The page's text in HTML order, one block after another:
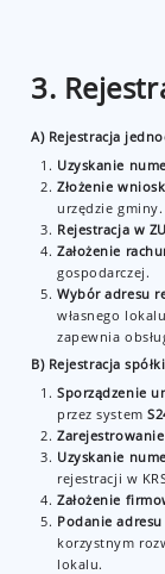
3.
A) Rejestracja
Uzyskanie
Złożenie
urzędzie gminy.
Rejestracja w
Założenie
gospodarczej.
Wybór adresu
własnego
zapewnia
B) Rejestracja
Sporządzenie
przez system
Uzyskanie
rejestracji w
Założenie
Podanie
korzystnym
lokalu.